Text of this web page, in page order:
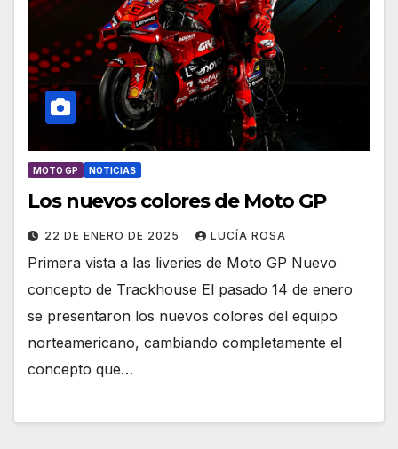
MOTO GP NOTICIAS
Los nuevos colores de Moto GP
22 DE ENERO DE 2025 LUCÍA ROSA
Primera vista a las liveries de Moto GP Nuevo
concepto de Trackhouse El pasado 14 de enero
se presentaron los nuevos colores del equipo
norteamericano, cambiando completamente el
concepto que…